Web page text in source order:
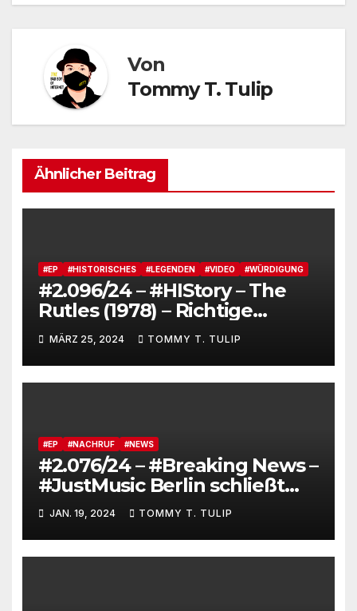
Von
Tommy T. Tulip
Ähnlicher Beitrag
#EP #HISTORISCHES #LEGENDEN #VIDEO #WÜRDIGUNG
#2.096/24 – #HIStory – The
Rutles (1978) – Richtige
Geschichtsschreibung
MÄRZ 25, 2024 TOMMY T. TULIP
#EP #NACHRUF #NEWS
#2.076/24 – #Breaking News –
#JustMusic Berlin schließt
Zentrale am Moritzplatz
Kreuzberg
JAN. 19, 2024 TOMMY T. TULIP